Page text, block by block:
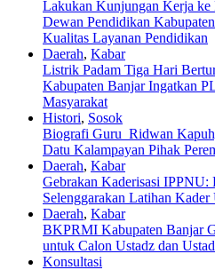
Lakukan Kunjungan Kerja ke
Dewan Pendidikan
Kualitas Layanan Pendidikan
Daerah, Kabar
Listrik Padam Tiga Hari
Kabupaten Banjar Ingatkan
Masyarakat
Histori, Sosok
Biografi Guru Ridwan
Datu Kalampayan Pihak
Daerah, Kabar
Gebrakan Kaderisasi
Selenggarakan Latihan
Daerah, Kabar
BKPRMI Kabupaten Banjar
untuk Calon Ustadz dan
Konsultasi